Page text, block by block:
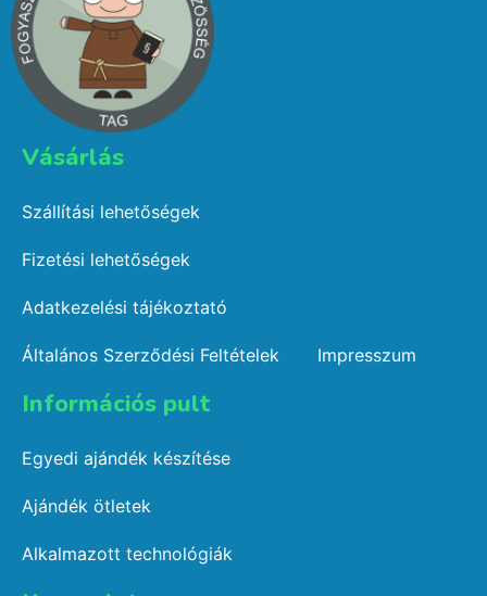
Vásárlás​
Szállítási lehetőségek
Fizetési lehetőségek
Adatkezelési tájékoztató
Általános Szerződési Feltételek Impresszum
Információs pult​
Egyedi ajándék készítése
Ajándék ötletek
Alkalmazott technológiák